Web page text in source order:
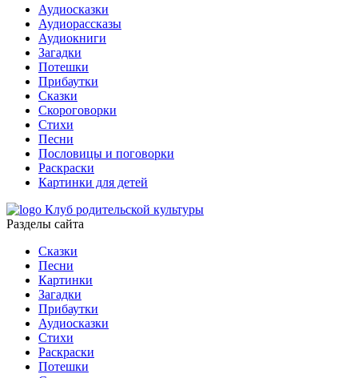
Аудиосказки
Аудиорассказы
Аудиокниги
Загадки
Потешки
Прибаутки
Сказки
Скороговорки
Стихи
Песни
Пословицы и поговорки
Раскраски
Картинки для детей
Клуб родительской культуры
Разделы сайта
Сказки
Песни
Картинки
Загадки
Прибаутки
Аудиосказки
Стихи
Раскраски
Потешки